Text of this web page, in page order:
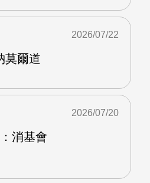
莫爾道
2026/07/22
消基會
2026/07/20